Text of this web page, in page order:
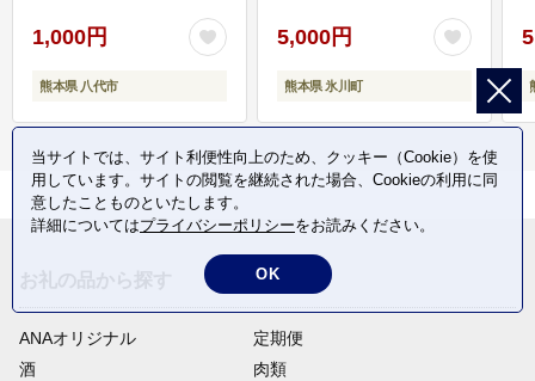
1,000円
熊本県 八代市
5,000円
熊本県 氷川町
ANAオリジナル
定期便
酒
肉類
当サイトでは、サイト利便性向上のため、クッキー（Cookie）を使
用しています。サイトの閲覧を継続された場合、Cookieの利用に同
意したことものといたします。
詳細についてはプライバシーポリシーをお読みください。
OK